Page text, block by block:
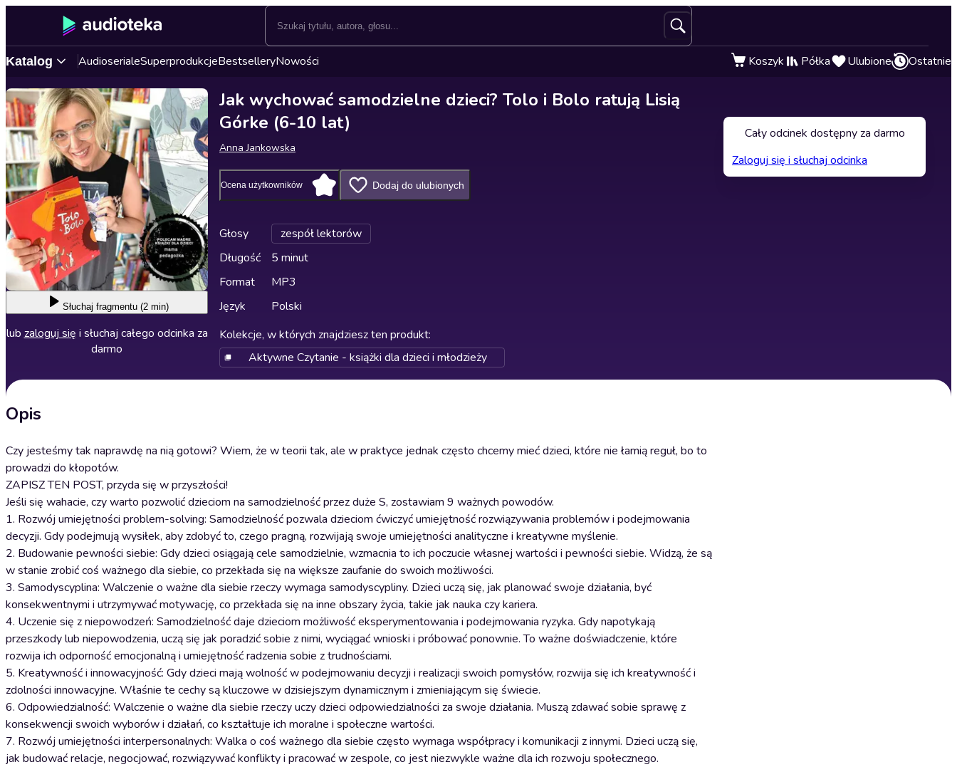
Katalog AudioserialeSuperprodukcjeBestselleryNowości Koszyk Półka Ulubione Ostatnie
Słuchaj fragmentu (2 min)
lub zaloguj się i słuchaj całego odcinka za
darmo
Jak wychować samodzielne dzieci? Tolo i Bolo ratują Lisią
Górke (6-10 lat)
Anna Jankowska
Ocena użytkowników Dodaj do ulubionych
Głosy
zespół lektorów
Długość
5 minut
Format
MP3
Język
Polski
Kolekcje, w których znajdziesz ten produkt:
Aktywne Czytanie - książki dla dzieci i młodzieży
Opis
Czy jesteśmy tak naprawdę na nią gotowi? Wiem, że w teorii tak, ale w praktyce jednak często chcemy mieć dzieci, które nie łamią reguł, bo to
prowadzi do kłopotów.
ZAPISZ TEN POST, przyda się w przyszłości!
Jeśli się wahacie, czy warto pozwolić dzieciom na samodzielność przez duże S, zostawiam 9 ważnych powodów.
1. Rozwój umiejętności problem-solving: Samodzielność pozwala dzieciom ćwiczyć umiejętność rozwiązywania problemów i podejmowania
decyzji. Gdy podejmują wysiłek, aby zdobyć to, czego pragną, rozwijają swoje umiejętności analityczne i kreatywne myślenie.
2. Budowanie pewności siebie: Gdy dzieci osiągają cele samodzielnie, wzmacnia to ich poczucie własnej wartości i pewności siebie. Widzą, że są
w stanie zrobić coś ważnego dla siebie, co przekłada się na większe zaufanie do swoich możliwości.
3. Samodyscyplina: Walczenie o ważne dla siebie rzeczy wymaga samodyscypliny. Dzieci uczą się, jak planować swoje działania, być
konsekwentnymi i utrzymywać motywację, co przekłada się na inne obszary życia, takie jak nauka czy kariera.
4. Uczenie się z niepowodzeń: Samodzielność daje dzieciom możliwość eksperymentowania i podejmowania ryzyka. Gdy napotykają
przeszkody lub niepowodzenia, uczą się jak poradzić sobie z nimi, wyciągać wnioski i próbować ponownie. To ważne doświadczenie, które
rozwija ich odporność emocjonalną i umiejętność radzenia sobie z trudnościami.
5. Kreatywność i innowacyjność: Gdy dzieci mają wolność w podejmowaniu decyzji i realizacji swoich pomysłów, rozwija się ich kreatywność i
zdolności innowacyjne. Właśnie te cechy są kluczowe w dzisiejszym dynamicznym i zmieniającym się świecie.
6. Odpowiedzialność: Walczenie o ważne dla siebie rzeczy uczy dzieci odpowiedzialności za swoje działania. Muszą zdawać sobie sprawę z
konsekwencji swoich wyborów i działań, co kształtuje ich moralne i społeczne wartości.
7. Rozwój umiejętności interpersonalnych: Walka o coś ważnego dla siebie często wymaga współpracy i komunikacji z innymi. Dzieci uczą się,
jak budować relacje, negocjować, rozwiązywać konflikty i pracować w zespole, co jest niezwykle ważne dla ich rozwoju społecznego.
Cały odcinek dostępny za darmo
Zaloguj się i słuchaj odcinka